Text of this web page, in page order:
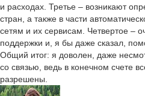
и расходах. Третье – возникают
стран, а также в части
сетям и их сервисам. Четвертое –
поддержки и, я бы даже сказал,
Общий итог: я доволен, даже
со связью, ведь в конечном счете
разрешены.